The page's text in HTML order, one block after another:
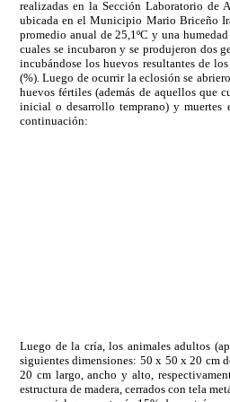
realizadas en la Sección Laboratorio de
ubicada en el Municipio Mario Briceño
promedio anual de 25,1ºC y una
cuales se incubaron y se produjeron dos
incubándose los huevos resultantes de
(%). Luego de ocurrir la eclosión se
huevos fértiles (además de aquellos que
inicial o desarrollo temprano) y muertes
continuación:
Luego de la cría, los animales adultos
siguientes dimensiones: 50 x 50 x 20 cm
20 cm largo, ancho y alto,
estructura de madera, cerrados con tela